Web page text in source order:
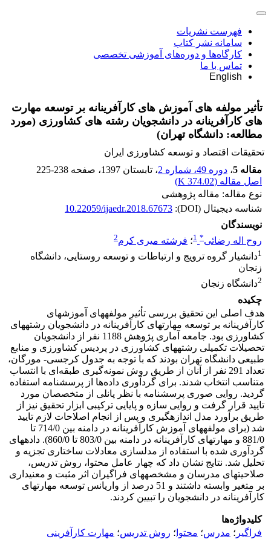
فهرست نشریات
سامانه نشر کتاب
کارگاه‌ها و دوره‌های آموزشی تخصصی
تماس با ما
English
تأثیر مولفه های آموزش های کارآفرینانه بر توسعه مهارت
های کارآفرینانه در دانشجویان رشته های کشاورزی (مورد
مطالعه: دانشگاه تهران)
تحقیقات اقتصاد و توسعه کشاورزی ایران
مقاله 5
، دوره 49، شماره 2 ، تابستان 1397 ، صفحه 225-238
اصل مقاله (374.02 K
)
نوع مقاله: مقاله پژوهشی
شناسه دیجیتال (DOI):
10.22059/ijaedr.2018.67673
نویسندگان
روح اله رضائی*
1؛ فرشته میری کرم2
1دانشیار گروه ترویج و ارتباطات و توسعه روستایی، دانشگاه
زنجان
2دانشگاه زنجان
چکیده
هدف اصلی این تحقیق بررسی تأثیر مولفه­های آموزش­های
کارآفرینانه بر توسعه مهارت­های کارآفرینانه در دانشجویان رشته­های
کشاورزی بود. جامعه آماری پژوهش 1188 نفر از دانشجویان
تحصیلات تکمیلی رشته­های کشاورزی در پردیس کشاورزی و منابع
طبیعی دانشگاه تهران بودند که با توجه به جدول کرجسی- مورگان،
تعداد 291 نفر از آنان از طریق روش نمونه‌گیری طبقه‌ای با انتساب
متناسب انتخاب شدند. برای گردآوری داده‌ها از پرسشنامه استفاده
گردید. روایی صوری پرسشنامه با نظر پانلی از متخصصان مورد
تایید قرار گرفت و روایی سازه و پایایی ترکیبی ابزار تحقیق نیز از
طریق برآورد مدل اندازه­گیری و پس از انجام اصلاحات لازم تایید
شد (برای مولفه­های آموزش کارآفرینانه در دامنه بین 714/0 تا
881/0 و مهارت­های کارآفرینانه در دامنه بین 803/0 تا 860/0). داده­های
گردآوری شده با استفاده از مدل­سازی معادلات ساختاری تجزیه و
تحلیل شد. نتایج نشان داد که چهار عامل محتوا، روش تدریس،
صلاحیت­های مدرسان و مشخصه­های فراگیران اثر مثبت و معنی­داری
بر متغیر وابسته داشتند و 51 درصد از واریانس توسعه مهارت­های
کارآفرینانه در دانشجویان را تبیین کردند.
کلیدواژه‌ها
فراگیر ؛ مدرس؛ محتوا ؛ روش تدریس؛ مهارت کارآفرینی